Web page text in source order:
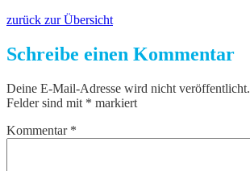
zurück zur Übersicht
Schreibe einen Kommentar
Deine E-Mail-Adresse wird nicht veröffentlicht.
Felder sind mit * markiert
Kommentar *